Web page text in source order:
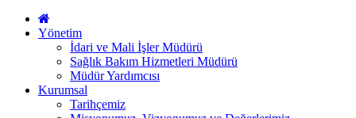
Yönetim
İdari ve Mali İşler Müdürü
Sağlık Bakım Hizmetleri Müdürü
Müdür Yardımcısı
Kurumsal
Tarihçemiz